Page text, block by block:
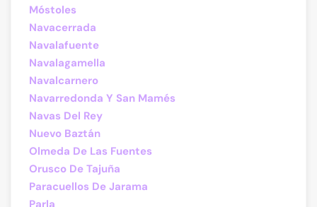
Móstoles
Navacerrada
Navalafuente
Navalagamella
Navalcarnero
Navarredonda Y San Mamés
Navas Del Rey
Nuevo Baztán
Olmeda De Las Fuentes
Orusco De Tajuña
Paracuellos De Jarama
Parla